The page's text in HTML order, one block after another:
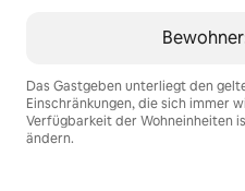
Das Gastgeben unterliegt den
Einschränkungen, die sich immer
Verfügbarkeit der Wohneinheiten
ändern.